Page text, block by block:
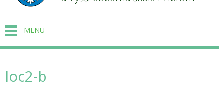
MENU
loc2-b